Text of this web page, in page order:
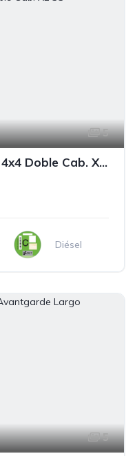
5
FORD Ranger 2.0 Ecoblue 4x4 Doble Cab. XL SS
Diésel
5